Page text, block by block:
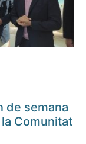
de semana
Comunitat